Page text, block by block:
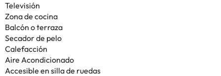
Televisión
Zona de cocina
Balcón o terraza
Secador de pelo
Calefacción
Aire Acondicionado
Accesible en silla de ruedas